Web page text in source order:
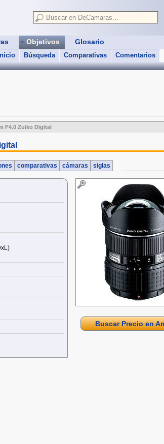
Objetivos
Inicio Búsqueda Comparativas Comentarios
Glosario
F4.0 Zuiko Digital
comparativas cámaras siglas
Buscar Precio en